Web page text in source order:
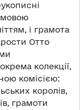
мовою
і грамота
Отто
колекції,
комісією:
королів,
грамоти